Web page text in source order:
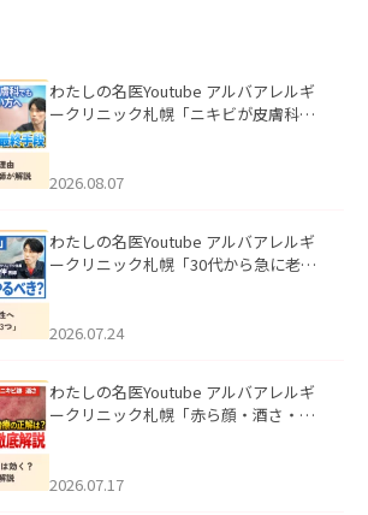
わたしの名医Youtube アルバアレルギ
ークリニック札幌「ニキビが皮膚科で
ました。
2026.08.07
わたしの名医Youtube アルバアレルギ
ークリニック札幌「30代から急に老け
た。
2026.07.24
わたしの名医Youtube アルバアレルギ
ークリニック札幌「赤ら顔・酒さ・ニ
した。
2026.07.17